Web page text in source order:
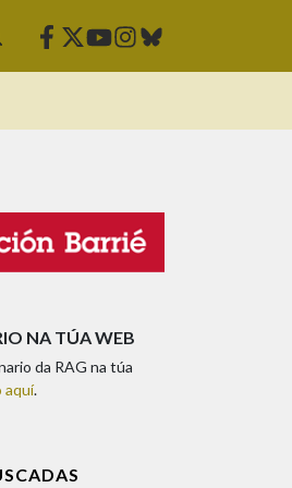
Facebook
Twitter
Youtube
Instagram
Bluesky
NA TÚA WEB
da RAG na túa
aquí.